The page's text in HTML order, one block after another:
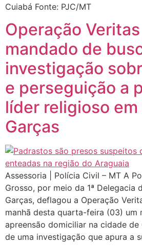
Cuiabá Fonte: PJC/MT
Operação
mandado de
investigação
e perseguição a
líder religioso em
Garças
Assessoria | Polícia Civil – MT A
Grosso, por meio da 1ª Delegacia
Garças, deflagou a Operação
manhã desta quarta-feira (03) um
apreensão domiciliar na cidade
de uma investigação que apura a